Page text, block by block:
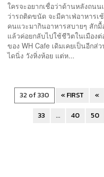
ใครจะอยากเชื่อว่าด้านหลังถน
ว่ารถติดขนัด จะมีคาเฟ่อาหารเ
คนแวะมากินอาหารสบายๆ สัก
แล้วค่อยกลับไปใช้ชีวิตในเมือ
ของ WH Cafe เดิมเคยเป็นอีก
ไดนิ่ง วังหิ่งห้อย แต่ห...
32 of 330 « FIRST «
33
... 40 50